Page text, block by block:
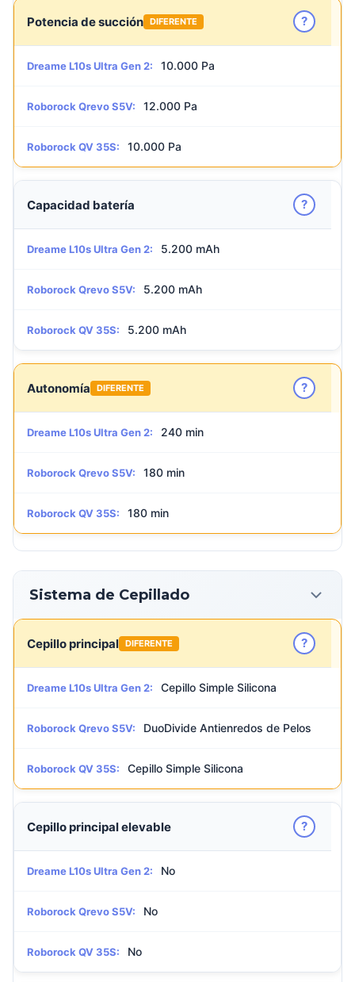
Potencia de succión DIFERENTE ?
Dreame L10s Ultra Gen 2: 10.000 Pa
Roborock Qrevo S5V: 12.000 Pa
Roborock QV 35S: 10.000 Pa
Capacidad batería ?
Dreame L10s Ultra Gen 2: 5.200 mAh
Roborock Qrevo S5V: 5.200 mAh
Roborock QV 35S: 5.200 mAh
Autonomía DIFERENTE ?
Dreame L10s Ultra Gen 2: 240 min
Roborock Qrevo S5V: 180 min
Roborock QV 35S: 180 min
Sistema de Cepillado
Cepillo principal DIFERENTE ?
Dreame L10s Ultra Gen 2: Cepillo Simple Silicona
Roborock Qrevo S5V: DuoDivide Antienredos de Pelos
Roborock QV 35S: Cepillo Simple Silicona
Cepillo principal elevable ?
Dreame L10s Ultra Gen 2: No
Roborock Qrevo S5V: No
Roborock QV 35S: No